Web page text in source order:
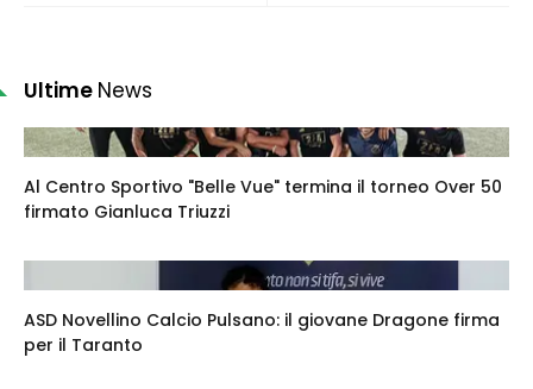
Ultime News
Al Centro Sportivo "Belle Vue" termina il torneo Over 50
firmato Gianluca Triuzzi
ASD Novellino Calcio Pulsano: il giovane Dragone firma
per il Taranto